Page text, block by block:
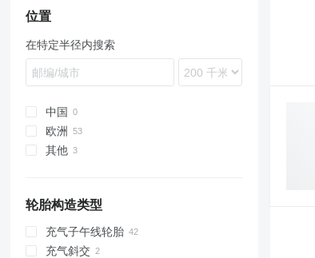
位置
在特定半径内搜索
中国
欧洲
罗马尼亚
挪威
荷兰
其他
轮胎构造类型
充气子午线轮胎
充气斜交